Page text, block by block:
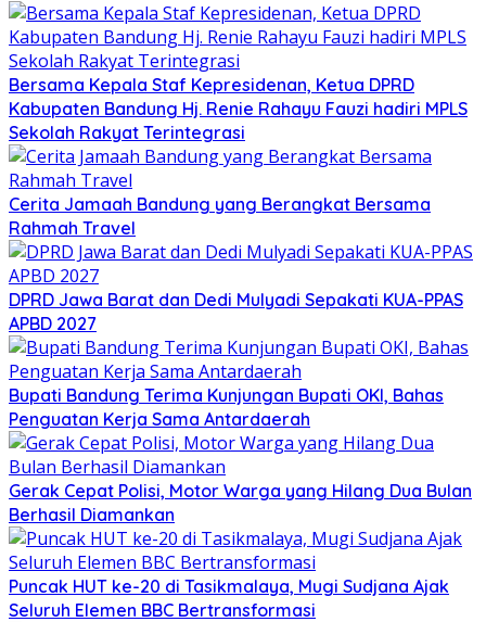
Bersama Kepala Staf Kepresidenan, Ketua DPRD
Kabupaten Bandung Hj. Renie Rahayu Fauzi hadiri MPLS
Sekolah Rakyat Terintegrasi
Cerita Jamaah Bandung yang Berangkat Bersama
Rahmah Travel
DPRD Jawa Barat dan Dedi Mulyadi Sepakati KUA-PPAS
APBD 2027
Bupati Bandung Terima Kunjungan Bupati OKI, Bahas
Penguatan Kerja Sama Antardaerah
Gerak Cepat Polisi, Motor Warga yang Hilang Dua Bulan
Berhasil Diamankan
Puncak HUT ke-20 di Tasikmalaya, Mugi Sudjana Ajak
Seluruh Elemen BBC Bertransformasi